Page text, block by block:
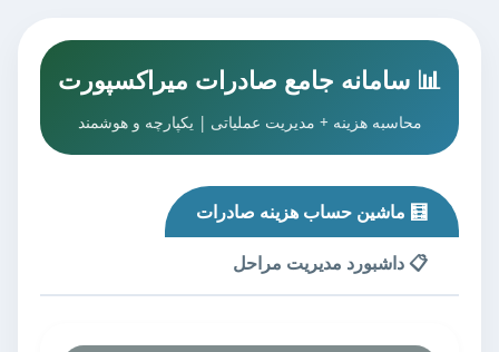
📊 سامانه جامع صادرات میراکسپورت
محاسبه هزینه + مدیریت عملیاتی | یکپارچه و هوشمند
🧮 ماشین حساب هزینه صادرات
📋 داشبورد مدیریت مراحل